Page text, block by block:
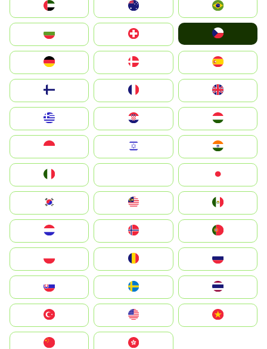
الإمارات العربية المتحدة
Switzerland
Deutschland
United Kingdom
Magyarország
South Korea
United States
中國香港特別行政區